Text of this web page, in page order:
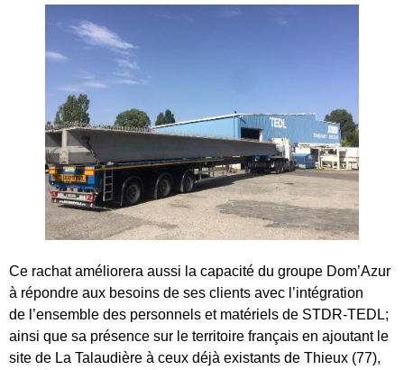
Ce rachat améliorera aussi la capacité du groupe Dom’Azur
à répondre aux besoins de ses clients avec l’intégration
de l’ensemble des personnels et matériels de STDR-TEDL;
ainsi que sa présence sur le territoire français en ajoutant le
site de La Talaudière à ceux déjà existants de Thieux (77),